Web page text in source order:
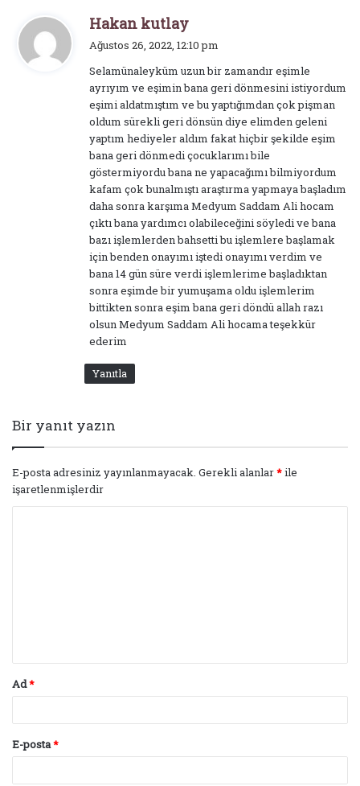
Hakan kutlay
e
i
k
i
:
Ağustos 26, 2022, 12:10 pm
Selamünaleyküm uzun bir zamandır eşimle
ayrıyım ve eşimin bana geri dönmesini istiyordum
eşimi aldatmıştım ve bu yaptığımdan çok pişman
oldum sürekli geri dönsün diye elimden geleni
yaptım hediyeler aldım fakat hiçbir şekilde eşim
bana geri dönmedi çocuklarımı bile
göstermiyordu bana ne yapacağımı bilmiyordum
kafam çok bunalmıştı araştırma yapmaya başladım
daha sonra karşıma Medyum Saddam Ali hocam
çıktı bana yardımcı olabileceğini söyledi ve bana
bazı işlemlerden bahsetti bu işlemlere başlamak
için benden onayımı iştedi onayımı verdim ve
bana 14 gün süre verdi işlemlerime başladıktan
sonra eşimde bir yumuşama oldu işlemlerim
bittikten sonra eşim bana geri döndü allah razı
olsun Medyum Saddam Ali hocama teşekkür
ederim
Yanıtla
Bir yanıt yazın
E-posta adresiniz yayınlanmayacak. Gerekli alanlar*ile
işaretlenmişlerdir
Ad*
E-posta*